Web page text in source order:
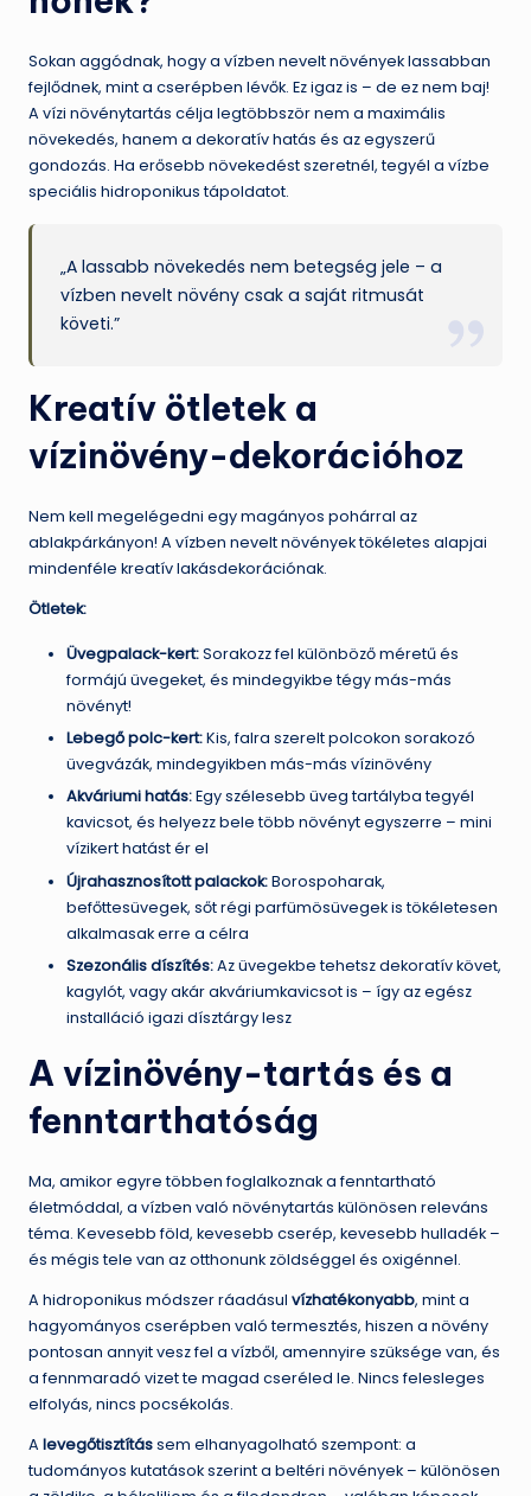
Sokan aggódnak, hogy a vízben nevelt növények lassabban
fejlődnek, mint a cserépben lévők. Ez igaz is – de ez nem baj!
A vízi növénytartás célja legtöbbször nem a maximális
növekedés, hanem a dekoratív hatás és az egyszerű
gondozás. Ha erősebb növekedést szeretnél, tegyél a vízbe
speciális hidroponikus tápoldatot.
„A lassabb növekedés nem betegség jele – a
vízben nevelt növény csak a saját ritmusát
követi.”
Kreatív ötletek a
vízinövény-dekorációhoz
Nem kell megelégedni egy magányos pohárral az
ablakpárkányon! A vízben nevelt növények tökéletes alapjai
mindenféle kreatív lakásdekorációnak.
Ötletek:
Üvegpalack-kert:Sorakozz fel különböző méretű és
formájú üvegeket, és mindegyikbe tégy más-más
növényt!
Lebegő polc-kert:Kis, falra szerelt polcokon sorakozó
üvegvázák, mindegyikben más-más vízinövény
Akváriumi hatás:Egy szélesebb üveg tartályba tegyél
kavicsot, és helyezz bele több növényt egyszerre – mini
vízikert hatást ér el
Újrahasznosított palackok:Borospoharak,
befőttesüvegek, sőt régi parfümösüvegek is tökéletesen
alkalmasak erre a célra
Szezonális díszítés:Az üvegekbe tehetsz dekoratív követ,
kagylót, vagy akár akváriumkavicsot is – így az egész
installáció igazi dísztárgy lesz
A vízinövény-tartás és a
fenntarthatóság
Ma, amikor egyre többen foglalkoznak a fenntartható
életmóddal, a vízben való növénytartás különösen releváns
téma. Kevesebb föld, kevesebb cserép, kevesebb hulladék –
és mégis tele van az otthonunk zöldséggel és oxigénnel.
A hidroponikus módszer ráadásul vízhatékonyabb, mint a
hagyományos cserépben való termesztés, hiszen a növény
pontosan annyit vesz fel a vízből, amennyire szüksége van, és
a fennmaradó vizet te magad cseréled le. Nincs felesleges
elfolyás, nincs pocsékolás.
A levegőtisztítássem elhanyagolható szempont: a
tudományos kutatások szerint a beltéri növények – különösen